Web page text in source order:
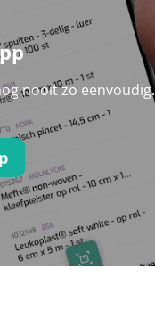
nooit zo eenvoudig.